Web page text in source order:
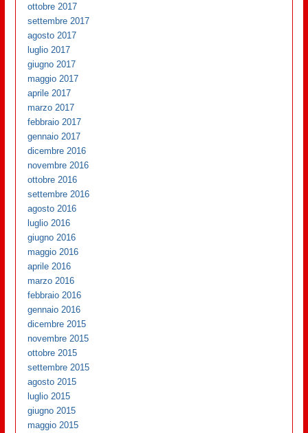
ottobre 2017
settembre 2017
agosto 2017
luglio 2017
giugno 2017
maggio 2017
aprile 2017
marzo 2017
febbraio 2017
gennaio 2017
dicembre 2016
novembre 2016
ottobre 2016
settembre 2016
agosto 2016
luglio 2016
giugno 2016
maggio 2016
aprile 2016
marzo 2016
febbraio 2016
gennaio 2016
dicembre 2015
novembre 2015
ottobre 2015
settembre 2015
agosto 2015
luglio 2015
giugno 2015
maggio 2015